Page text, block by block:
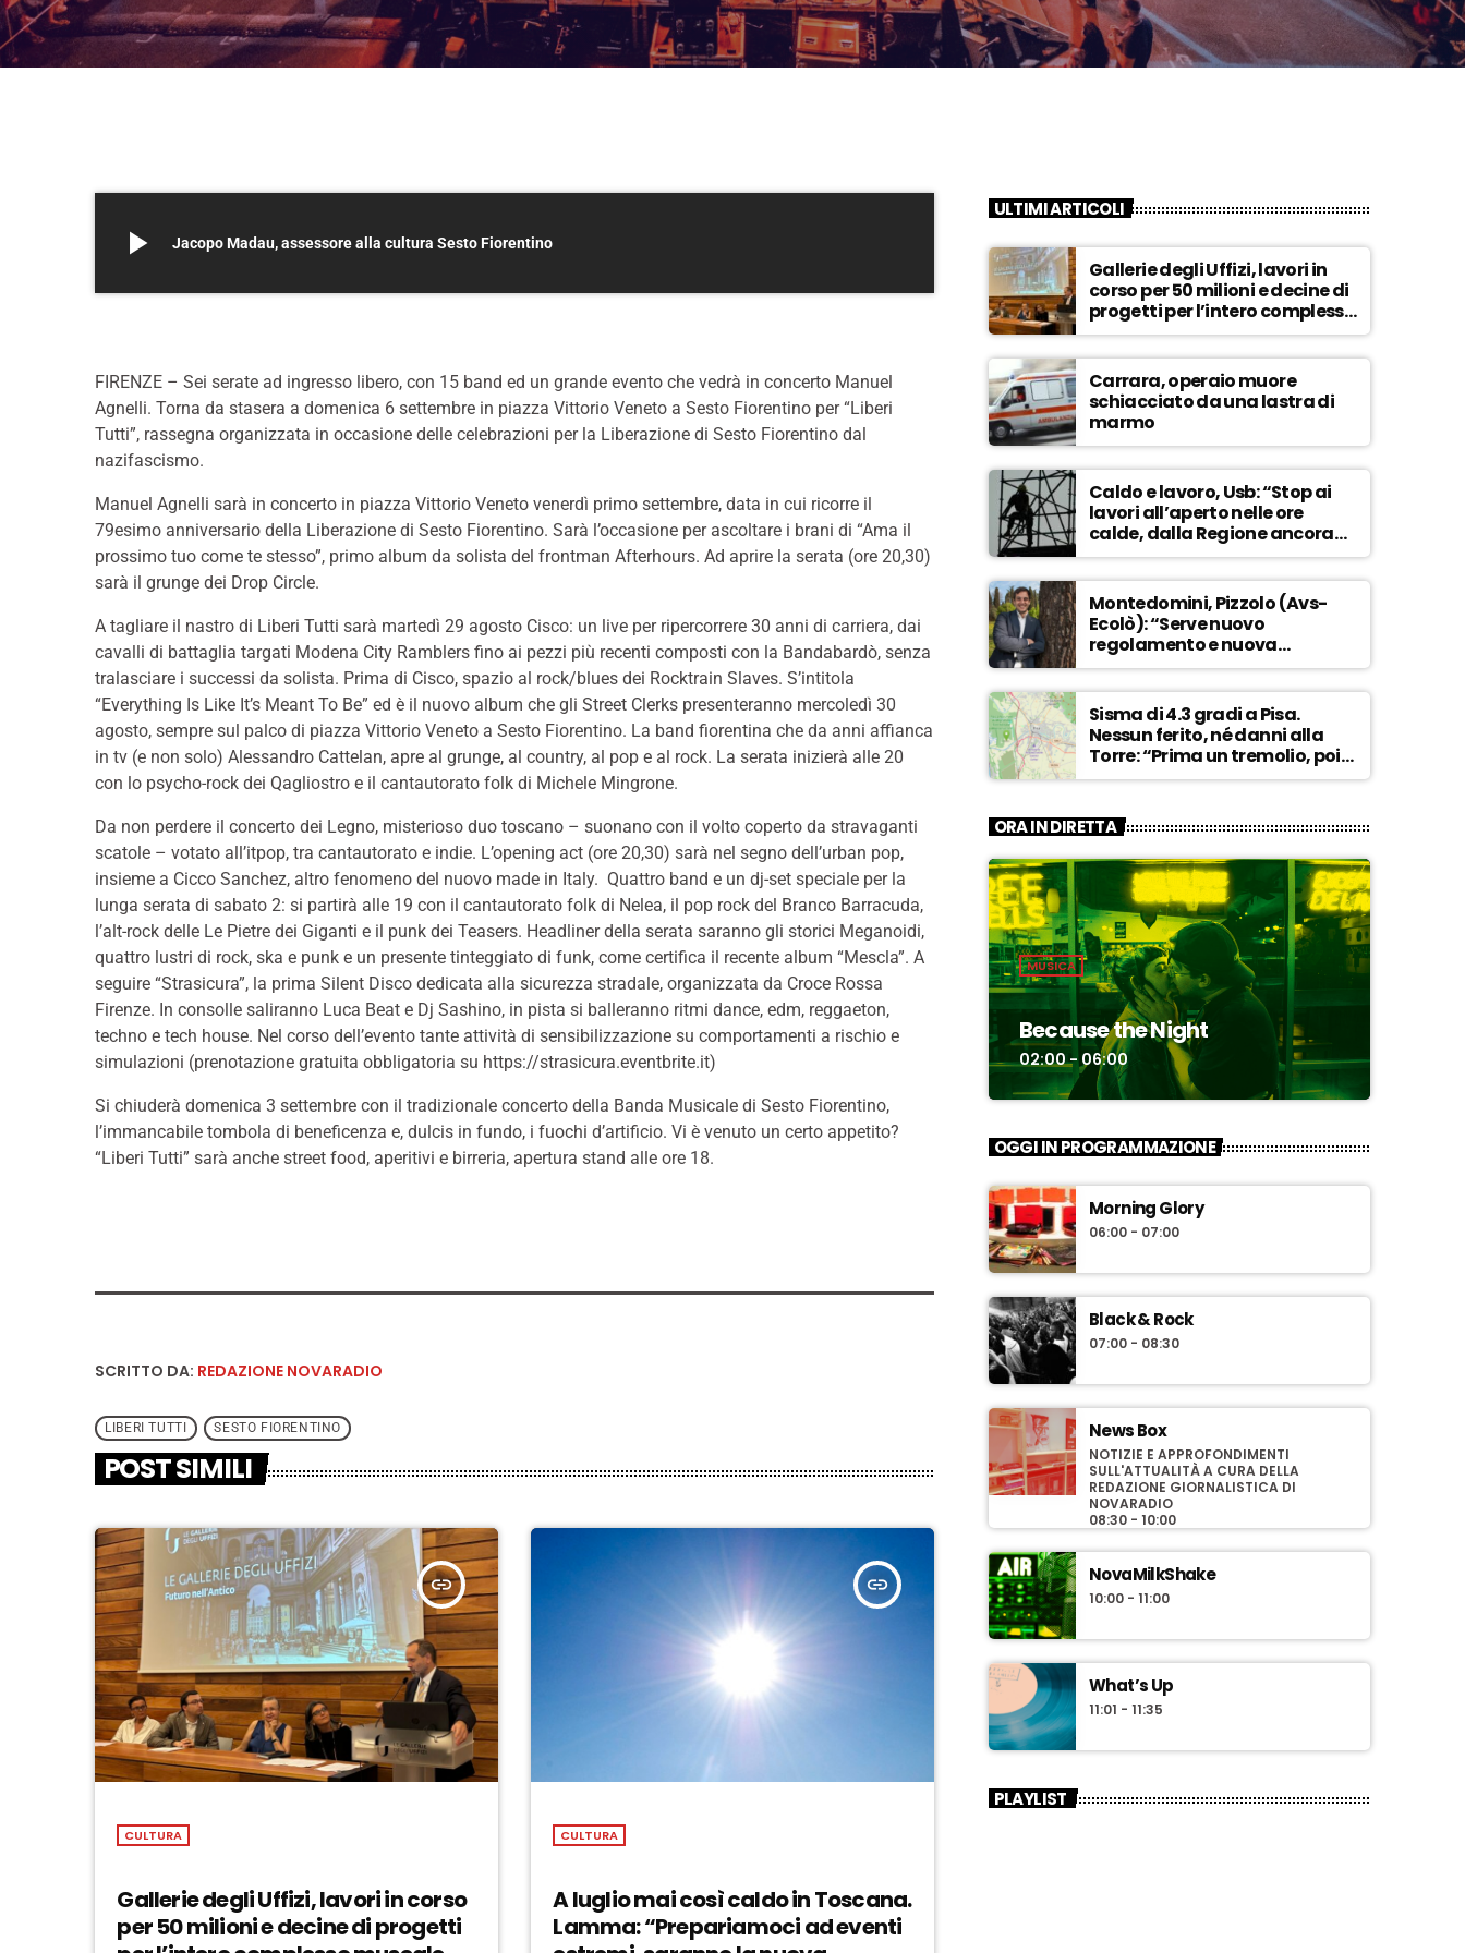
play_arrow Jacopo Madau, assessore alla cultura Sesto Fiorentino
FIRENZE – Sei serate ad ingresso libero, con 15 band ed un grande evento che vedrà in concerto Manuel
Agnelli. Torna da stasera a domenica 6 settembre in piazza Vittorio Veneto a Sesto Fiorentino per “Liberi
Tutti”, rassegna organizzata in occasione delle celebrazioni per la Liberazione di Sesto Fiorentino dal
nazifascismo.
Manuel Agnelli sarà in concerto in piazza Vittorio Veneto venerdì primo settembre, data in cui ricorre il
79esimo anniversario della Liberazione di Sesto Fiorentino. Sarà l’occasione per ascoltare i brani di “Ama il
prossimo tuo come te stesso”, primo album da solista del frontman Afterhours. Ad aprire la serata (ore 20,30)
sarà il grunge dei Drop Circle.
A tagliare il nastro di Liberi Tutti sarà martedì 29 agosto Cisco: un live per ripercorrere 30 anni di carriera, dai
cavalli di battaglia targati Modena City Ramblers fino ai pezzi più recenti composti con la Bandabardò, senza
tralasciare i successi da solista. Prima di Cisco, spazio al rock/blues dei Rocktrain Slaves. S’intitola
“Everything Is Like It’s Meant To Be” ed è il nuovo album che gli Street Clerks presenteranno mercoledì 30
agosto, sempre sul palco di piazza Vittorio Veneto a Sesto Fiorentino. La band fiorentina che da anni affianca
in tv (e non solo) Alessandro Cattelan, apre al grunge, al country, al pop e al rock. La serata inizierà alle 20
con lo psycho-rock dei Qagliostro e il cantautorato folk di Michele Mingrone.
Da non perdere il concerto dei Legno, misterioso duo toscano – suonano con il volto coperto da stravaganti
scatole – votato all’itpop, tra cantautorato e indie. L’opening act (ore 20,30) sarà nel segno dell’urban pop,
insieme a Cicco Sanchez, altro fenomeno del nuovo made in Italy. Quattro band e un dj-set speciale per la
lunga serata di sabato 2: si partirà alle 19 con il cantautorato folk di Nelea, il pop rock del Branco Barracuda,
l’alt-rock delle Le Pietre dei Giganti e il punk dei Teasers. Headliner della serata saranno gli storici Meganoidi,
quattro lustri di rock, ska e punk e un presente tinteggiato di funk, come certifica il recente album “Mescla”. A
seguire “Strasicura”, la prima Silent Disco dedicata alla sicurezza stradale, organizzata da Croce Rossa
Firenze. In consolle saliranno Luca Beat e Dj Sashino, in pista si balleranno ritmi dance, edm, reggaeton,
techno e tech house. Nel corso dell’evento tante attività di sensibilizzazione su comportamenti a rischio e
simulazioni (prenotazione gratuita obbligatoria su https://strasicura.eventbrite.it)
Si chiuderà domenica 3 settembre con il tradizionale concerto della Banda Musicale di Sesto Fiorentino,
l’immancabile tombola di beneficenza e, dulcis in fundo, i fuochi d’artificio. Vi è venuto un certo appetito?
“Liberi Tutti” sarà anche street food, aperitivi e birreria, apertura stand alle ore 18.
SCRITTO DA: REDAZIONE NOVARADIO
LIBERI TUTTI SESTO FIORENTINO
POST SIMILI
insert_link
CULTURA
Gallerie degli Uffizi, lavori in corso
per 50 milioni e decine di progetti
insert_link
CULTURA
A luglio mai così caldo in Toscana.
Lamma: “Prepariamoci ad eventi
ULTIMI ARTICOLI
Gallerie degli Uffizi, lavori in
corso per 50 milioni e decine di
progetti per l’intero complesso
museale – ASCOLTA
Carrara, operaio muore
schiacciato da una lastra di
marmo
Caldo e lavoro, Usb: “Stop ai
lavori all’aperto nelle ore
calde, dalla Regione ancora
nessuna risposta” – ASCOLTA
Montedomini, Pizzolo (Avs-
Ecolò): “Serve nuovo
regolamento e nuova
governance. La vecchia
dirigenza inadatta a guidare
la svolta” – ASCOLTA
Sisma di 4.3 gradi a Pisa.
Nessun ferito, né danni alla
Torre: “Prima un tremolio, poi
due scosse forti di 3/4 secondi”
ORA IN DIRETTA
MUSICA
Because the Night
02:00 - 06:00
OGGI IN PROGRAMMAZIONE
Morning Glory
06:00 - 07:00
Black & Rock
07:00 - 08:30
News Box
NOTIZIE E APPROFONDIMENTI
SULL'ATTUALITÀ A CURA DELLA
REDAZIONE GIORNALISTICA DI
NOVARADIO
08:30 - 10:00
NovaMilkShake
10:00 - 11:00
What’s Up
11:01 - 11:35
PLAYLIST